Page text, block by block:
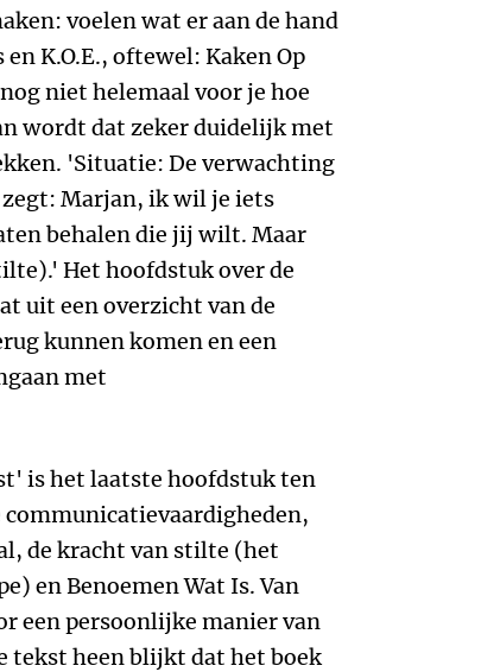
voelen wat er aan de hand
K.O.E., oftewel: Kaken Op
niet helemaal voor je hoe
wordt dat zeker duidelijk met
'Situatie: De verwachting
Marjan, ik wil je iets
behalen die jij wilt. Maar
Het hoofdstuk over de
uit een overzicht van de
kunnen komen en een
met
is het laatste hoofdstuk ten
de kracht van stilte (het
en Benoemen Wat Is. Van
een persoonlijke manier van
tekst heen blijkt dat het boek